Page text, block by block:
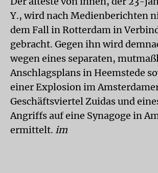
Y., wird nach Medienberichten
dem Fall in Rotterdam in
gebracht. Gegen ihn wird
wegen eines separaten,
Anschlagsplans in Heemstede
einer Explosion im
Geschäftsviertel Zuidas und
Angriffs auf eine Synagoge in
ermittelt. im